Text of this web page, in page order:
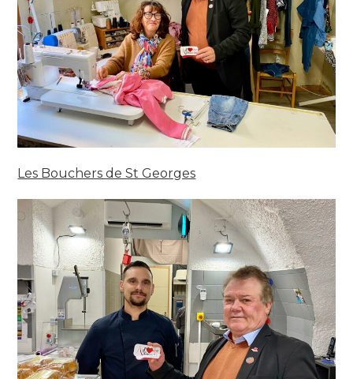
Les Bouchers de St Georges